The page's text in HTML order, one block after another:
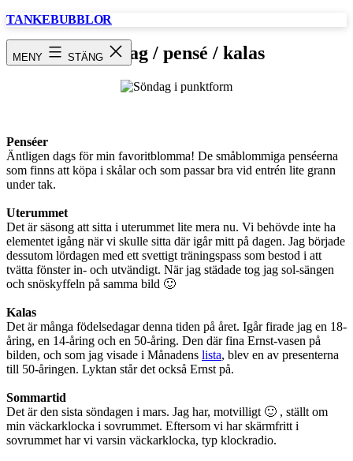
Hoppa
TANKEBUBBLOR
MENY STÄNGSöndag / pensé / kalas
Penséer
Äntligen dags för min favoritblomma! De småblommiga penséerna
som finns att köpa i skålar och som passar bra vid entrén lite grann
under tak.
Uterummet
Det är säsong att sitta i uterummet lite mera nu. Vi behövde inte ha
elementet igång när vi skulle sitta där igår mitt på dagen. Jag började
dessutom lördagen med ett svettigt träningspass som bestod i att
tvätta fönster in- och utvändigt. När jag städade tog jag sol-sängen
och snöskyffeln på samma bild 🙂
Kalas
Det är många födelsedagar denna tiden på året. Igår firade jag en 18-
åring, en 14-åring och en 50-åring. Den där fina Ernst-vasen på
bilden, och som jag visade i Månadens lista, blev en av presenterna
till 50-åringen. Lyktan står det också Ernst på.
Sommartid
Det är den sista söndagen i mars. Jag har, motvilligt 🙂 , ställt om
min väckarklocka i sovrummet. Eftersom vi har skärmfritt i
sovrummet har vi varsin väckarklocka, typ klockradio.